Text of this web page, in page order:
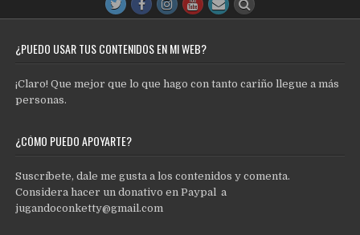
¿PUEDO USAR TUS CONTENIDOS EN MI WEB?
¡Claro! Que mejor que lo que hago con tanto cariño llegue a más
personas.
¿CÓMO PUEDO APOYARTE?
Suscríbete, dale me gusta a los contenidos y comenta.
Considera hacer un donativo en Paypal a
jugandoconketty@gmail.com